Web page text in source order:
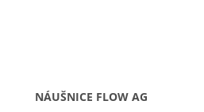
NÁUŠNICE FLOW AG